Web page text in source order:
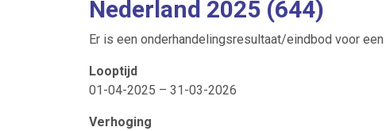
Nederland 2025 (644)
Er is een onderhandelingsresultaat/eindbod voor
Looptijd
01-04-2025 – 31-03-2026
Verhoging